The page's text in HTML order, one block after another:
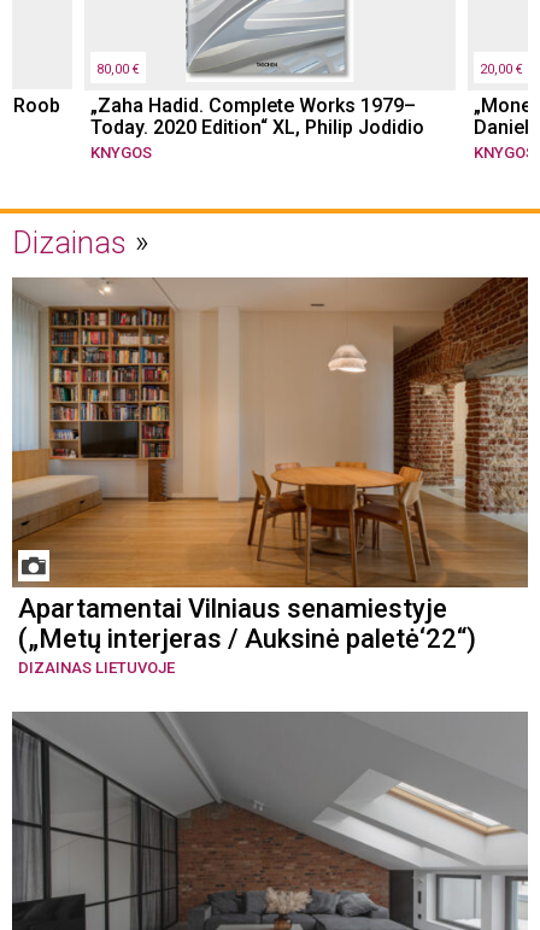
Roob
80,00 €
„Zaha Hadid. Complete Works 1979–
Today. 2020 Edition“ XL, Philip Jodidio
KNYGOS
20,00 €
Daniel
KNYGOS
Dizainas
Apartamentai Vilniaus senamiestyje
(„Metų interjeras / Auksinė paletė‘22“)
DIZAINAS LIETUVOJE